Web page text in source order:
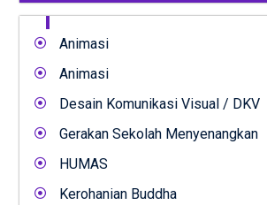
Animasi
Animasi
Desain Komunikasi Visual / DKV
Gerakan Sekolah Menyenangkan
HUMAS
Kerohanian Buddha